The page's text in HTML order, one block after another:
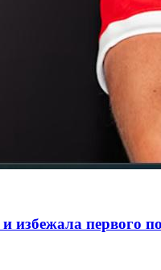
избежала первого